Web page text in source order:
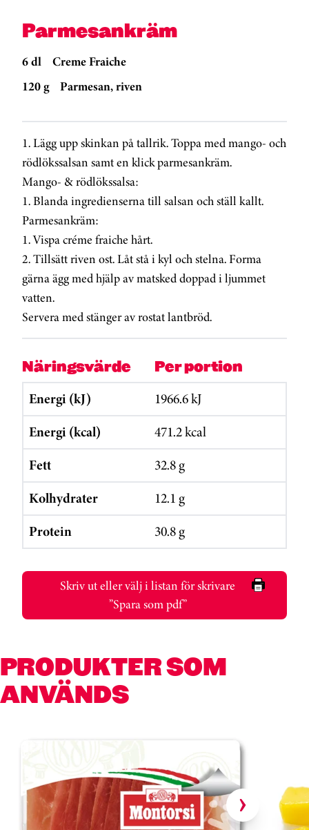
Parmesankräm
6 dl
Creme Fraiche
120 g
Parmesan, riven
1. Lägg upp skinkan på tallrik. Toppa med mango- och
rödlökssalsan samt en klick parmesankräm.
Mango- & rödlökssalsa:
1. Blanda ingredienserna till salsan och ställ kallt.
Parmesankräm:
1. Vispa créme fraiche hårt.
2. Tillsätt riven ost. Låt stå i kyl och stelna. Forma
gärna ägg med hjälp av matsked doppad i ljummet
vatten.
Servera med stänger av rostat lantbröd.
Näringsvärde Per portion
Energi (kJ)
1966.6 kJ
Energi (kcal)
471.2 kcal
Fett
32.8 g
Kolhydrater
12.1 g
Protein
30.8 g
Skriv ut eller välj i listan för skrivare
”Spara som pdf”
PRODUKTER SOM
ANVÄNDS